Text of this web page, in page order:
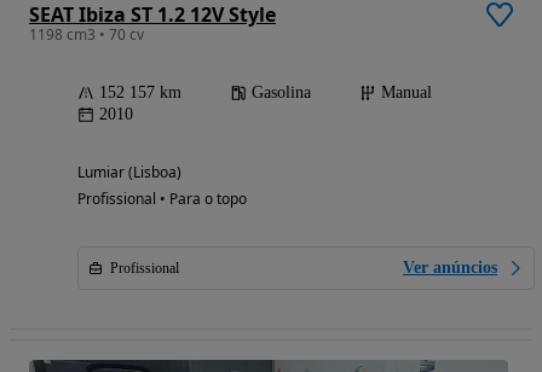
SEAT Ibiza ST 1.2 12V Style
1198 cm3 • 70 cv
152 157 km Gasolina
Manual
2010
Lumiar (Lisboa)
Profissional • Para o topo
Profissional Ver anúncios